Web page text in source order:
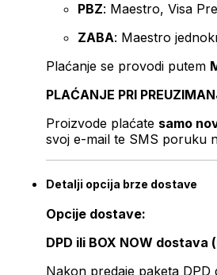
PBZ: Maestro, Visa
ZABA: Maestro
Plaćanje se provodi putem
PLAĆANJE PRI
Proizvode plaćate samo
svoj e-mail te SMS poruku
Detalji opcija brze dostave
Opcije dostave:
DPD ili BOX NOW
Nakon predaje paketa